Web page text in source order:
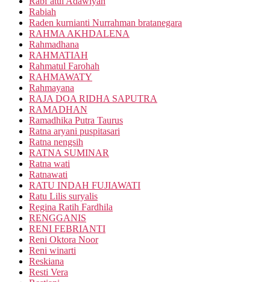
Rabiah
Raden kurnianti Nurrahman bratanegara
RAHMA AKHDALENA
Rahmadhana
RAHMATIAH
Rahmatul Farohah
RAHMAWATY
Rahmayana
RAJA DOA RIDHA SAPUTRA
RAMADHAN
Ramadhika Putra Taurus
Ratna aryani puspitasari
Ratna nengsih
RATNA SUMINAR
Ratna wati
Ratnawati
RATU INDAH FUJIAWATI
Ratu Lilis suryalis
Regina Ratih Fardhila
RENGGANIS
RENI FEBRIANTI
Reni Oktora Noor
Reni winarti
Reskiana
Resti Vera